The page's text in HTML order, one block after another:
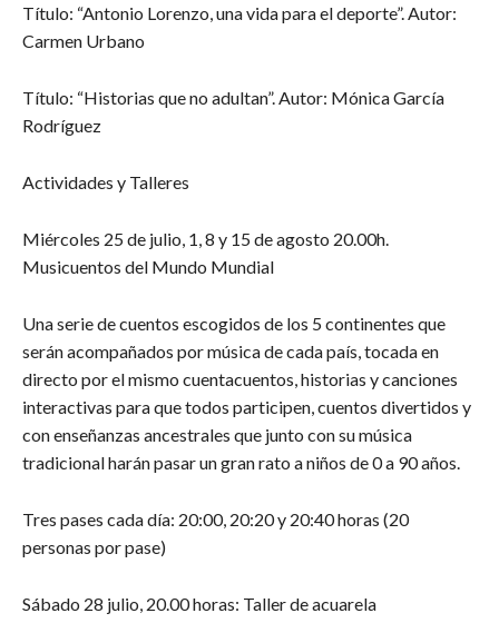
Título: “Antonio Lorenzo, una vida para el deporte”. Autor:
Carmen Urbano
Título: “Historias que no adultan”. Autor: Mónica García
Rodríguez
Actividades y Talleres
Miércoles 25 de julio, 1, 8 y 15 de agosto 20.00h.
Musicuentos del Mundo Mundial
Una serie de cuentos escogidos de los 5 continentes que
serán acompañados por música de cada país, tocada en
directo por el mismo cuentacuentos, historias y canciones
interactivas para que todos participen, cuentos divertidos y
con enseñanzas ancestrales que junto con su música
tradicional harán pasar un gran rato a niños de 0 a 90 años.
Tres pases cada día: 20:00, 20:20 y 20:40 horas (20
personas por pase)
Sábado 28 julio, 20.00 horas: Taller de acuarela